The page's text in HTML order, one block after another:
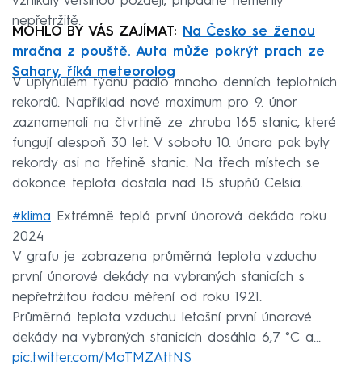
nepřetržitě.
MOHLO BY VÁS ZAJÍMAT:
Na Česko se ženou
mračna z pouště. Auta může pokrýt prach ze
Sahary, říká meteorolog
V uplynulém týdnu padlo mnoho denních teplotních
rekordů. Například nové maximum pro 9. únor
zaznamenali na čtvrtině ze zhruba 165 stanic, které
fungují alespoň 30 let. V sobotu 10. února pak byly
rekordy asi na třetině stanic. Na třech místech se
dokonce teplota dostala nad 15 stupňů Celsia.
#klima Extrémně teplá první únorová dekáda roku
2024
V grafu je zobrazena průměrná teplota vzduchu
první únorové dekády na vybraných stanicích s
nepřetržitou řadou měření od roku 1921.
Průměrná teplota vzduchu letošní první únorové
dekády na vybraných stanicích dosáhla 6,7 °C a…
pic.twitter.com/MoTMZAttNS